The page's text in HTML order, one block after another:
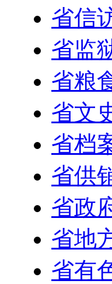
省信
省监
省粮
省文
省档
省供
省政
省地
省有